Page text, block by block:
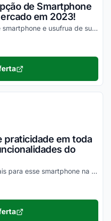
de Smartphone
em 2023!
Aproveite todo o poder desse smartphone e usufrua de suas vantagens por valores a partir de R$1500!
praticidade em toda
do
Confira os valores promocionais para esse smartphone na loja virtual Motorola e economize hoje mesmo!